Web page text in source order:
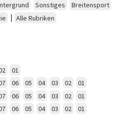
Sonstiges
Breitensport
| Alle Rubriken
01
06 05 04 03 02 01
06 05 04 03 02 01
06 05 04 03 02
01